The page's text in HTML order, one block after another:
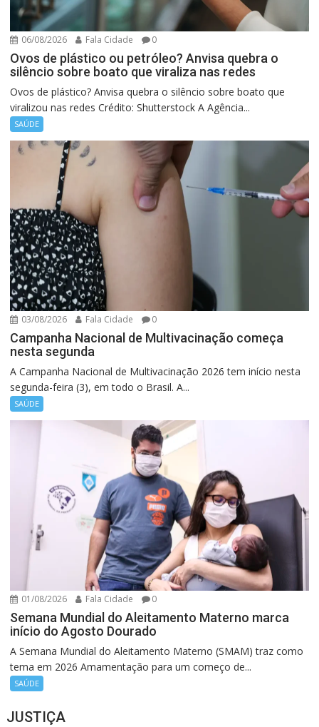
06/08/2026 Fala Cidade 0
Ovos de plástico ou petróleo? Anvisa quebra o
silêncio sobre boato que viraliza nas redes
Ovos de plástico? Anvisa quebra o silêncio sobre boato que
viralizou nas redes Crédito: Shutterstock A Agência...
SAÚDE
03/08/2026 Fala Cidade 0
Campanha Nacional de Multivacinação começa
nesta segunda
A Campanha Nacional de Multivacinação 2026 tem início nesta
segunda-feira (3), em todo o Brasil. A...
SAÚDE
01/08/2026 Fala Cidade 0
Semana Mundial do Aleitamento Materno marca
início do Agosto Dourado
A Semana Mundial do Aleitamento Materno (SMAM) traz como
tema em 2026 Amamentação para um começo de...
SAÚDE
JUSTIÇA